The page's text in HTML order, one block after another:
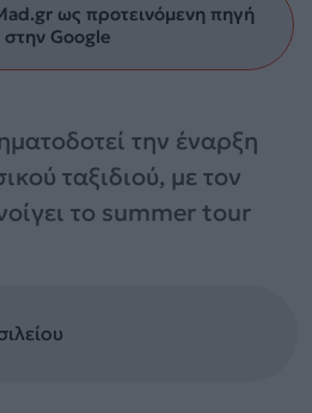
ως προτεινόμενη πηγή
στην Google
την έναρξη
ταξιδιού, με τον
το summer tour